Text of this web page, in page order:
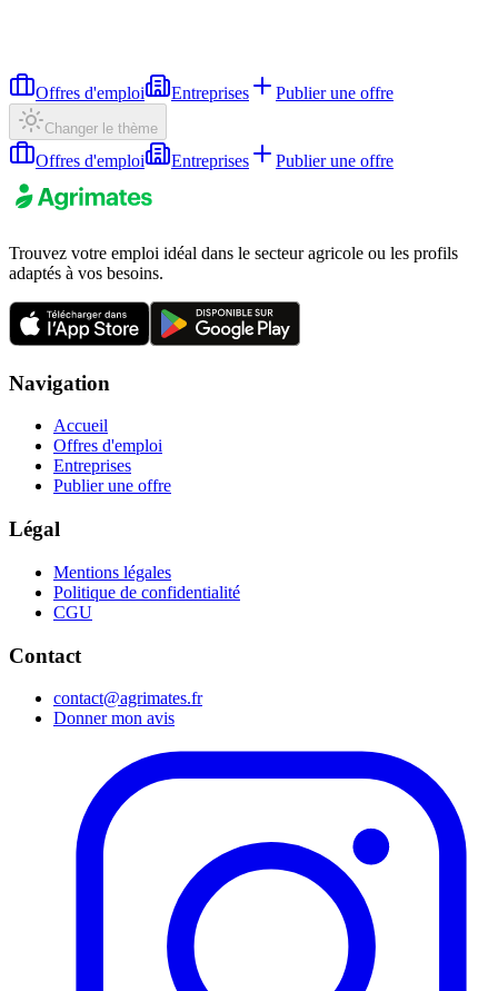
Offres d'emploi Entreprises Publier une offre
Changer le thème
Offres d'emploi Entreprises Publier une offre
Trouvez votre emploi idéal dans le secteur agricole ou les profils
adaptés à vos besoins.
Navigation
Accueil
Offres d'emploi
Entreprises
Publier une offre
Légal
Mentions légales
Politique de confidentialité
CGU
Contact
contact@agrimates.fr
Donner mon avis